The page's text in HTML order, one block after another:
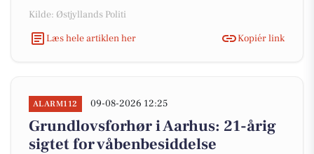
Kilde: Østjyllands Politi
Læs hele artiklen her
Kopiér link
ALARM112 09-08-2026 12:25
Grundlovsforhør i Aarhus: 21-årig
sigtet for våbenbesiddelse